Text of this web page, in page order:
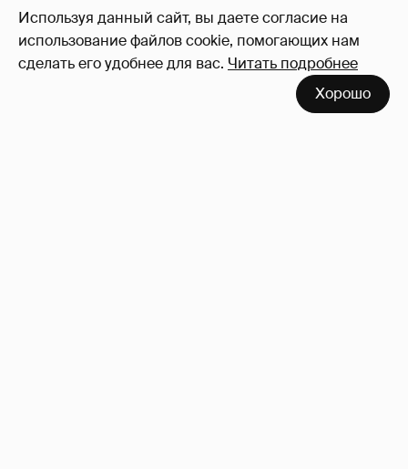
Используя данный сайт, вы даете согласие на
использование файлов cookie, помогающих нам
сделать его удобнее для вас. Читать подробнее
Хорошо